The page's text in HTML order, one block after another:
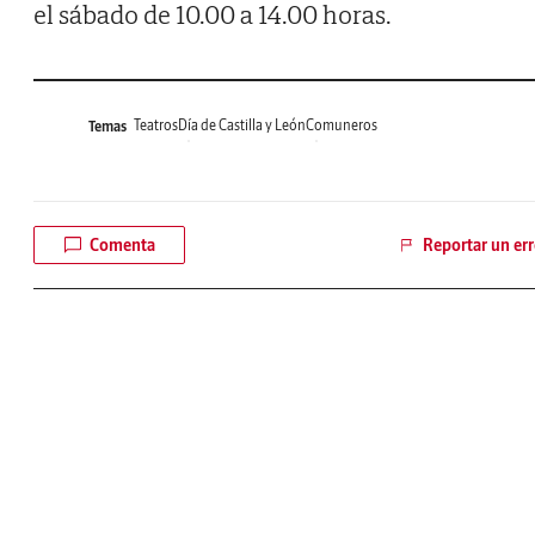
el sábado de 10.00 a 14.00 horas.
Temas TeatrosDía de Castilla y LeónComuneros
Comenta Reportar un